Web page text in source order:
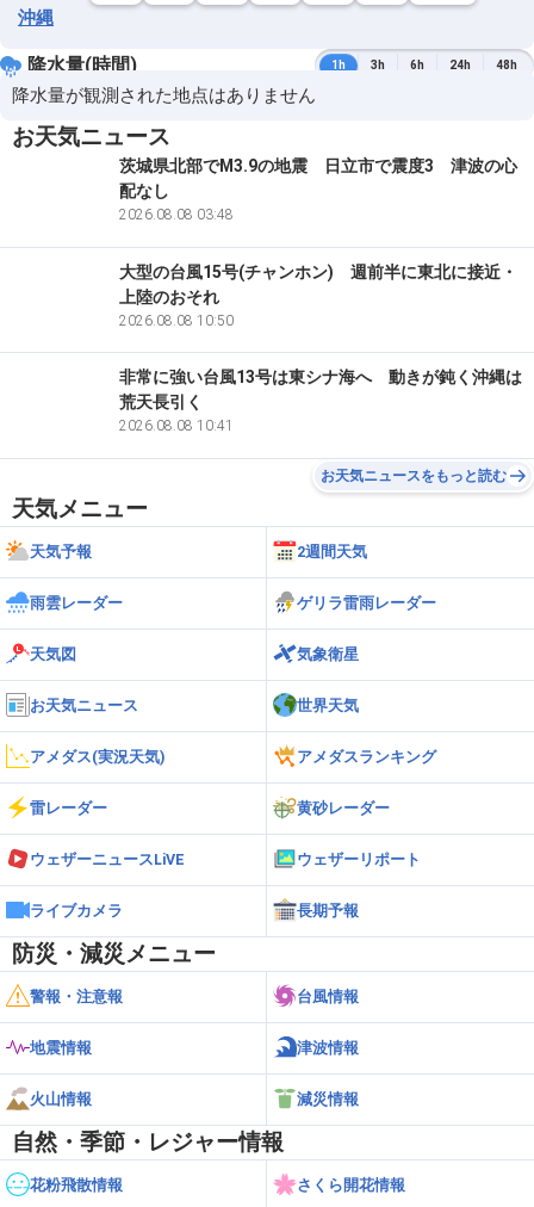
沖縄
降水量(時間) 1h 3h 6h 24h 48h
降水量が観測された地点はありません
お天気ニュース
茨城県北部でM3.9の地震 日立市で震度3 津波の心
配なし
2026.08.08 03:48
大型の台風15号(チャンホン) 週前半に東北に接近・
上陸のおそれ
2026.08.08 10:50
非常に強い台風13号は東シナ海へ 動きが鈍く沖縄は
荒天長引く
2026.08.08 10:41
お天気ニュースをもっと読む
天気メニュー
天気予報 2週間天気
雨雲レーダー ゲリラ雷雨レーダー
天気図 気象衛星
お天気ニュース 世界天気
アメダス(実況天気) アメダスランキング
雷レーダー 黄砂レーダー
ウェザーニュースLiVE ウェザーリポート
ライブカメラ 長期予報
防災・減災メニュー
警報・注意報 台風情報
地震情報 津波情報
火山情報 減災情報
自然・季節・レジャー情報
花粉飛散情報 さくら開花情報